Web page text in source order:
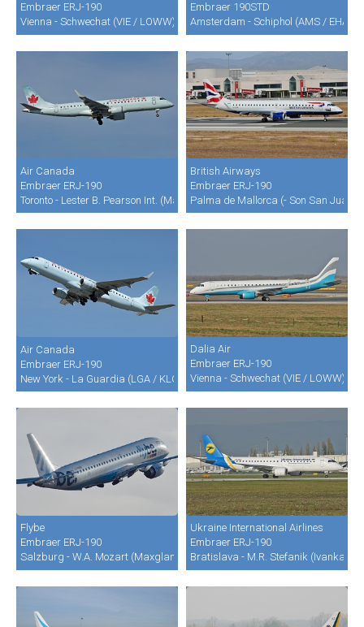
Embraer ERJ-190
Vienna - Schwechat (VIE / LOWW)
Embraer 190STD
Amsterdam - Schiphol (AMS / EHAM)
Air Canada
Embraer ERJ-190
Toronto - Lester B. Pearson Int. (Malton) (YYZ / CYYZ)
British Airways
Embraer ERJ-190
Palma de Mallorca (- Son San Juan)
Air Canada
Embraer ERJ-190
New York - La Guardia (LGA / KLGA)
Dalia Air
Embraer ERJ-190
Vienna - Schwechat (VIE / LOWW)
Flybe
Embraer ERJ-190
Salzburg - W.A. Mozart (Maxglan) (SZG / LOWS)
Ukraine International Airlines
Embraer ERJ-190
Bratislava - M.R. Stefanik (Ivanka)